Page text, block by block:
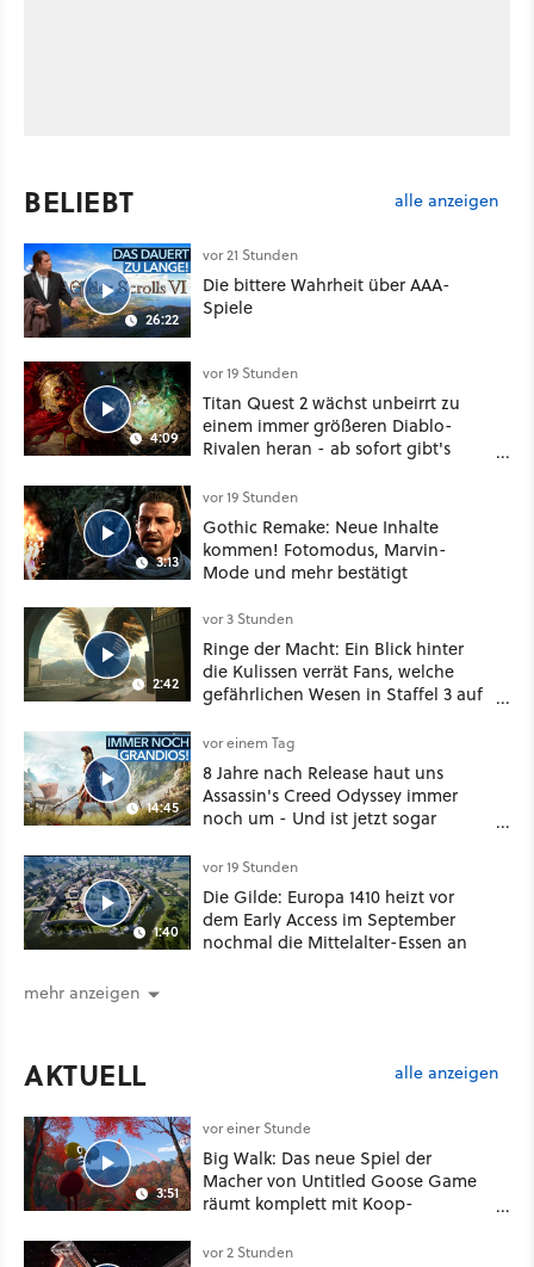
BELIEBT alle anzeigen
26:22
vor 21 Stunden
Die bittere Wahrheit über AAA-
Spiele
4:09
vor 19 Stunden
Titan Quest 2 wächst unbeirrt zu
einem immer größeren Diablo-
Rivalen heran - ab sofort gibt's
Klasse
3:13
vor 19 Stunden
Gothic Remake: Neue Inhalte
kommen! Fotomodus, Marvin-
Mode und mehr bestätigt
2:42
vor 3 Stunden
Ringe der Macht: Ein Blick hinter
die Kulissen verrät Fans, welche
gefährlichen Wesen in Staffel 3 auf
14:45
vor einem Tag
8 Jahre nach Release haut uns
Assassin's Creed Odyssey immer
noch um - Und ist jetzt sogar
1:40
vor 19 Stunden
Die Gilde: Europa 1410 heizt vor
dem Early Access im September
nochmal die Mittelalter-Essen an
mehr anzeigen
AKTUELL alle anzeigen
3:51
vor einer Stunde
Big Walk: Das neue Spiel der
Macher von Untitled Goose Game
räumt komplett mit Koop-
vor 2 Stunden